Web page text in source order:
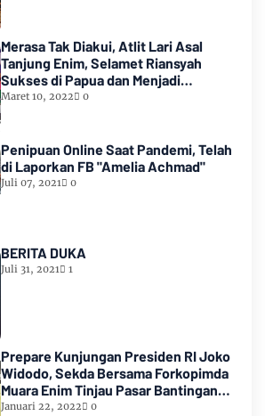
Merasa Tak Diakui, Atlit Lari Asal
Tanjung Enim, Selamet Riansyah
Sukses di Papua dan Menjadi
Miliarder
Maret 10, 2022 0
Penipuan Online Saat Pandemi, Telah
di Laporkan FB "Amelia Achmad"
Juli 07, 2021 0
BERITA DUKA
Juli 31, 2021 1
Prepare Kunjungan Presiden RI Joko
Widodo, Sekda Bersama Forkopimda
Muara Enim Tinjau Pasar Bantingan
Tanjung Enim
Januari 22, 2022 0